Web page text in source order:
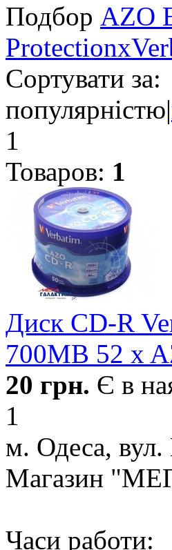
Подбор AZO
Protectionx
Сортувати за:
популярністю|
1
Товаров: 1
Диск CD-R
700MB 52 x
20 грн. Є в
1
м. Одеса, вул.
Магазин
Часи работи: